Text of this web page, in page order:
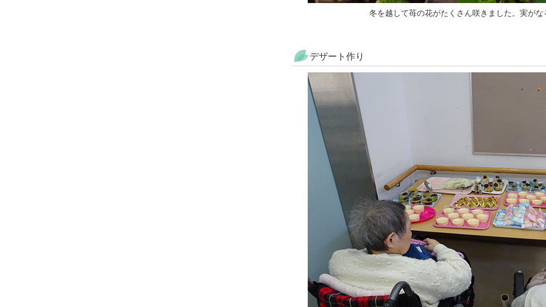
冬を越して苺の花がたくさん咲きました。実が
デザート作り